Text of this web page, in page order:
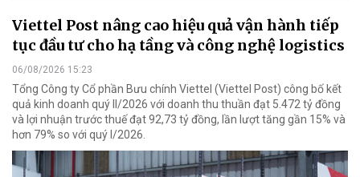
Viettel Post nâng cao hiệu quả vận hành tiếp
tục đầu tư cho hạ tầng và công nghệ logistics
06/08/2026 15:23
Tổng Công ty Cổ phần Bưu chính Viettel (Viettel Post) công bố kết
quả kinh doanh quý II/2026 với doanh thu thuần đạt 5.472 tỷ đồng
và lợi nhuận trước thuế đạt 92,73 tỷ đồng, lần lượt tăng gần 15% và
hơn 79% so với quý I/2026.